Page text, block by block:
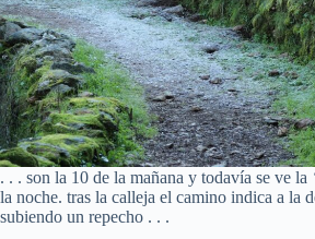
. . . son la 10 de la mañana y todavía se ve la
la noche. tras la calleja el camino indica a la
subiendo un repecho . . .